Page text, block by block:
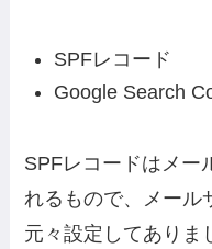
SPFレコード
Google Search
SPFレコードはメー
れるもので、メール
元々設定してありま